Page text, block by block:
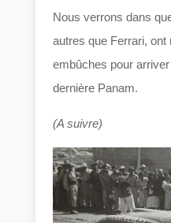
Nous verrons dans
autres que Ferrari, ont
embûches pour
dernière Panam.
(A suivre)